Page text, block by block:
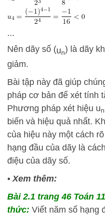
...
Nên dãy số (un) là dãy
giảm.
Bài tập này đã giúp
pháp cơ bản để xét tính
Phương pháp xét hiệu un
biến và hiệu quả nhất.
của hiệu này một cách
hạng đầu của dãy là
điệu của dãy số.
•Xem thêm:
Bài 2.1 trang 46 Toán
thức: Viết năm số hạng